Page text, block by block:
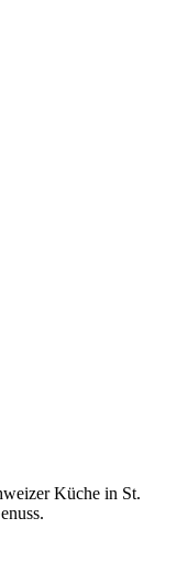
Küche in St.